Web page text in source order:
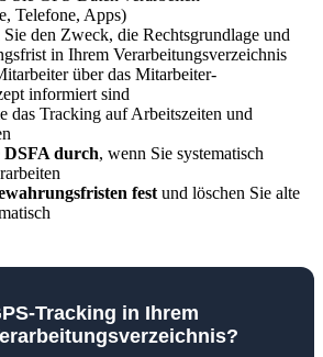
Telefone, Apps)
Sie den Zweck, die Rechtsgrundlage und
in Ihrem Verarbeitungsverzeichnis
über das Mitarbeiter-
informiert sind
das Tracking auf Arbeitszeiten und
DSFA durch, wenn Sie systematisch
fest und löschen Sie alte
Tracking in Ihrem